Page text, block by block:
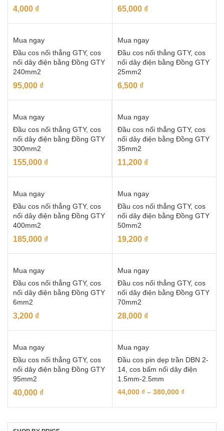
4,000 ₫ 65,000 ₫
Mua ngay
Đầu cos nối thẳng GTY, cos
nối dây điện bằng Đồng GTY
240mm2
95,000 ₫
Mua ngay
Đầu cos nối thẳng GTY, cos
nối dây điện bằng Đồng GTY
25mm2
6,500 ₫
Mua ngay
Đầu cos nối thẳng GTY, cos
nối dây điện bằng Đồng GTY
300mm2
155,000 ₫
Mua ngay
Đầu cos nối thẳng GTY, cos
nối dây điện bằng Đồng GTY
35mm2
11,200 ₫
Mua ngay
Đầu cos nối thẳng GTY, cos
nối dây điện bằng Đồng GTY
400mm2
185,000 ₫
Mua ngay
Đầu cos nối thẳng GTY, cos
nối dây điện bằng Đồng GTY
50mm2
19,200 ₫
Mua ngay
Đầu cos nối thẳng GTY, cos
nối dây điện bằng Đồng GTY
6mm2
3,200 ₫
Mua ngay
Đầu cos nối thẳng GTY, cos
nối dây điện bằng Đồng GTY
70mm2
28,000 ₫
Mua ngay
Đầu cos nối thẳng GTY, cos
nối dây điện bằng Đồng GTY
95mm2
40,000 ₫
Mua ngay
Đầu cos pin dẹp trần DBN 2-
14, cos bấm nối dây điện
1.5mm-2.5mm
44,000 ₫ – 380,000 ₫